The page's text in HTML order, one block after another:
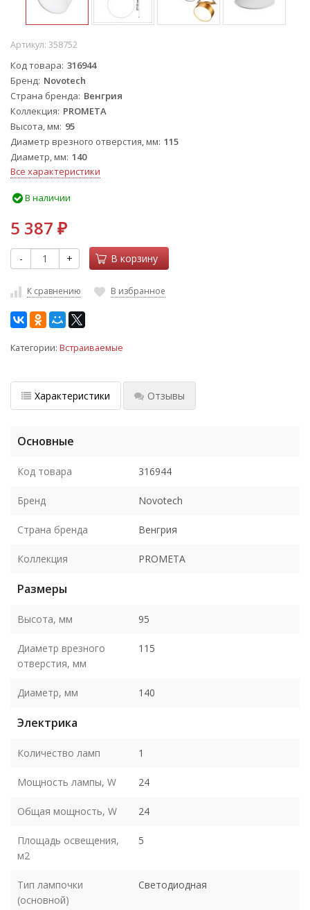
Артикул: 358752
Код товара 316944
Бренд Novotech
Страна бренда Венгрия
Коллекция PROMETA
Высота, мм 95
Диаметр врезного отверстия, мм 115
Диаметр, мм 140
Все характеристики
В наличии
5 387 ₽
- + В корзину
К сравнению В избранное
Категории: Встраиваемые
Характеристики Отзывы
Основные
Код товара 316944
Бренд Novotech
Страна бренда Венгрия
Коллекция PROMETA
Размеры
Высота, мм 95
Диаметр врезного
отверстия, мм
115
Диаметр, мм 140
Электрика
Количество ламп 1
Мощность лампы, W 24
Общая мощность, W 24
Площадь освещения,
м2
5
Тип лампочки
(основной)
Светодиодная